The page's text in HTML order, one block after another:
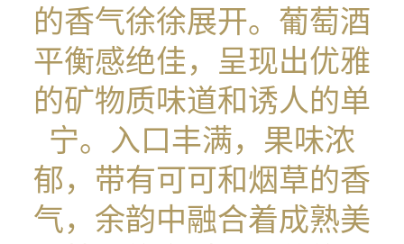
的香气徐徐展开。葡萄酒
平衡感绝佳，呈现出优雅
的矿物质味道和诱人的单
宁。入口丰满，果味浓
郁，带有可可和烟草的香
气，余韵中融合着成熟美